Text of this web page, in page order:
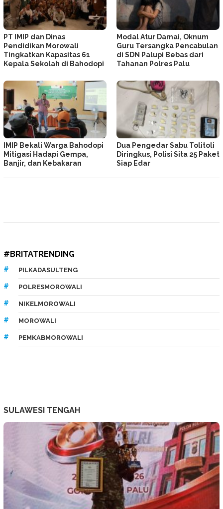
PT IMIP dan Dinas
Pendidikan Morowali
Tingkatkan Kapasitas 61
Kepala Sekolah di Bahodopi
Modal Atur Damai, Oknum
Guru Tersangka Pencabulan
di SDN Palupi Bebas dari
Tahanan Polres Palu
IMIP Bekali Warga Bahodopi
Mitigasi Hadapi Gempa,
Banjir, dan Kebakaran
Dua Pengedar Sabu Tolitoli
Diringkus, Polisi Sita 25 Paket
Siap Edar
#BRITATRENDING
PILKADASULTENG
POLRESMOROWALI
NIKELMOROWALI
MOROWALI
PEMKABMOROWALI
SULAWESI TENGAH